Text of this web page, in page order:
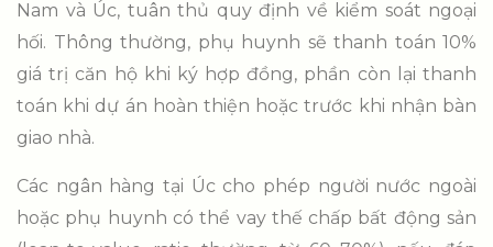
Nam và Úc, tuân thủ quy định về kiểm soát ngoại
hối. Thông thường, phụ huynh sẽ thanh toán 10%
giá trị căn hộ khi ký hợp đồng, phần còn lại thanh
toán khi dự án hoàn thiện hoặc trước khi nhận bàn
giao nhà.
Các ngân hàng tại Úc cho phép người nước ngoài
hoặc phụ huynh có thể vay thế chấp bất động sản